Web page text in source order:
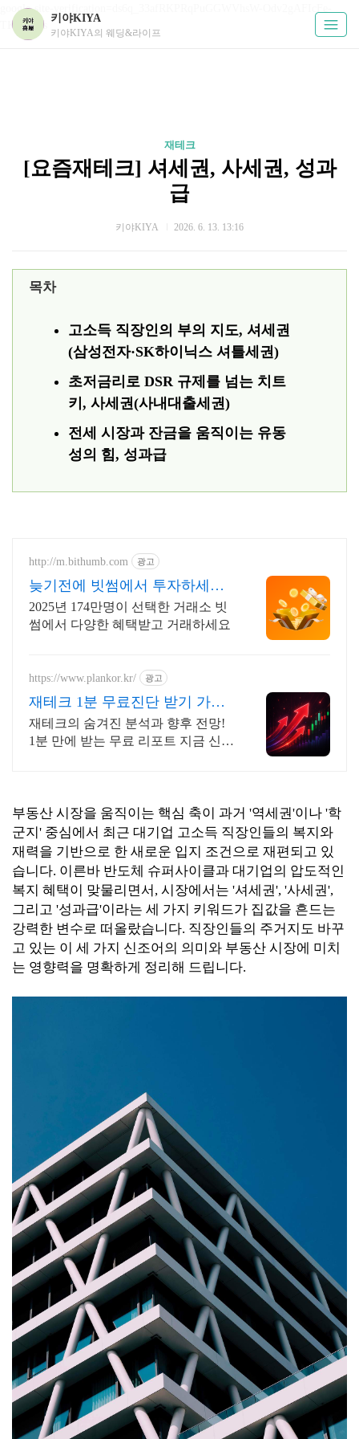
google-site-verification=ds6q_33afRKPRqPuGGWVhsW-Odv2gAFIcFe-
TKUPHos
키야KIYA
키야KIYA의 웨딩&라이프
재테크
[요즘재테크] 셔세권, 사세권, 성과
급
키야KIYA 2026. 6. 13. 13:16
목차
고소득 직장인의 부의 지도, 셔세권
(삼성전자·SK하이닉스 셔틀세권)
초저금리로 DSR 규제를 넘는 치트
키, 사세권(사내대출세권)
전세 시장과 잔금을 움직이는 유동
성의 힘, 성과급
http://m.bithumb.com 광고
늦기전에 빗썸에서 투자하세요
신규 가입 시 5만원 혜택
2025년 174만명이 선택한 거래소 빗
썸에서 다양한 혜택받고 거래하세요
https://www.plankor.kr/ 광고
재테크 1분 무료진단 받기 가입
즉시 무료리포트 100%
재테크의 숨겨진 분석과 향후 전망!
1분 만에 받는 무료 리포트 지금 신청
부동산 시장을 움직이는 핵심 축이 과거 '역세권'이나 '학
군지' 중심에서 최근 대기업 고소득 직장인들의 복지와
재력을 기반으로 한 새로운 입지 조건으로 재편되고 있
습니다. 이른바 반도체 슈퍼사이클과 대기업의 압도적인
복지 혜택이 맞물리면서, 시장에서는 '셔세권', '사세권',
그리고 '성과급'이라는 세 가지 키워드가 집값을 흔드는
강력한 변수로 떠올랐습니다. 직장인들의 주거지도 바꾸
고 있는 이 세 가지 신조어의 의미와 부동산 시장에 미치
는 영향력을 명확하게 정리해 드립니다.